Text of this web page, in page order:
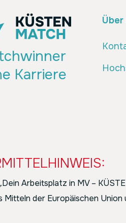
Karriere
Über
Dein Arbeitsplatz in MV –
Mitteln der Europäischen